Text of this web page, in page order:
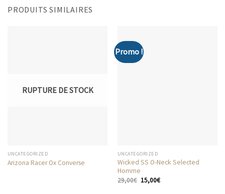
PRODUITS SIMILAIRES
RUPTURE DE STOCK
UNCATEGORIZED
Arizona Racer Ox Converse
Promo !
UNCATEGORIZED
Wicked SS O-Neck Selected
Homme
29,00€ Le
prix
15,00€Le